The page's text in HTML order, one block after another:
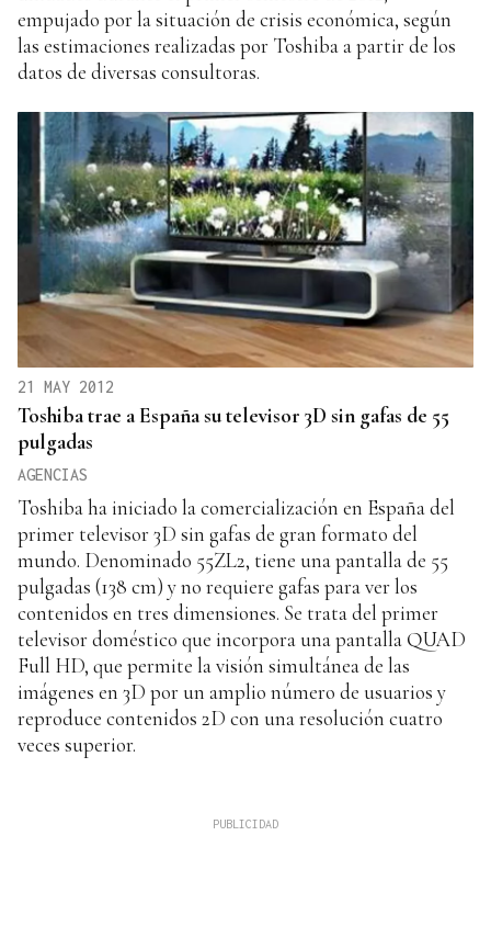
empujado por la situación de crisis económica, según
las estimaciones realizadas por Toshiba a partir de los
datos de diversas consultoras.
21 MAY 2012
Toshiba trae a España su televisor 3D sin gafas de 55
pulgadas
AGENCIAS
Toshiba ha iniciado la comercialización en España del
primer televisor 3D sin gafas de gran formato del
mundo. Denominado 55ZL2, tiene una pantalla de 55
pulgadas (138 cm) y no requiere gafas para ver los
contenidos en tres dimensiones. Se trata del primer
televisor doméstico que incorpora una pantalla QUAD
Full HD, que permite la visión simultánea de las
imágenes en 3D por un amplio número de usuarios y
reproduce contenidos 2D con una resolución cuatro
veces superior.